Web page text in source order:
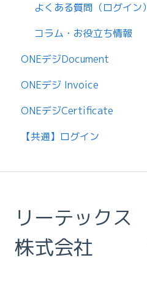
よくある質問（ログイン）
コラム・お役立ち情報
ONEデジDocument
はじめに
利用方法
ログイン
設定
アドレス帳
ONEデジ Invoice
利用方法
請求書の送信・受信
ONEデジCertificate
はじめに
設定
【共通】ログイン
リーテックス
株式会社